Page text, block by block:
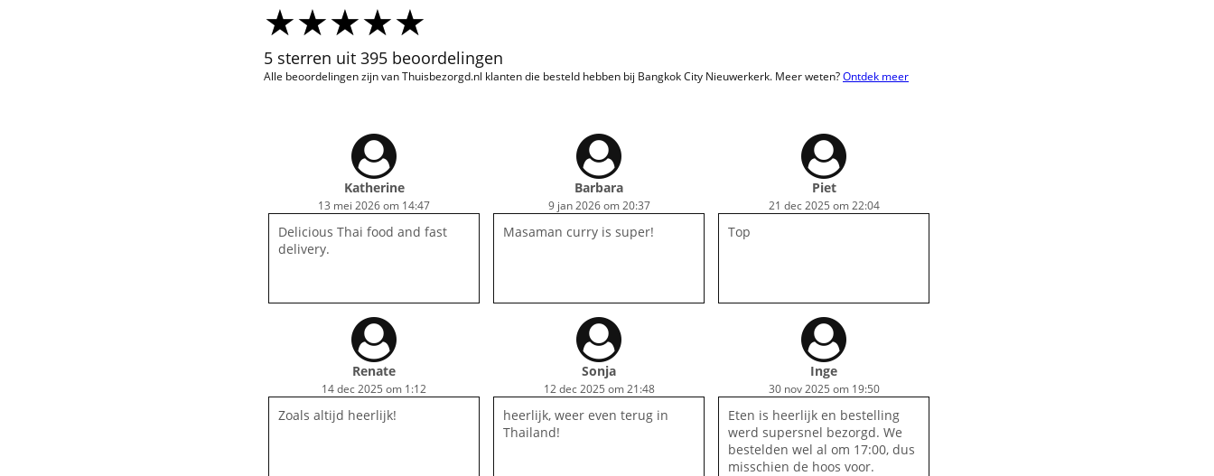
5 sterren uit 395 beoordelingen
Alle beoordelingen zijn van Thuisbezorgd.nl klanten die besteld hebben bij Bangkok City Nieuwerkerk. Meer weten?Ontdek meer
Katherine
13 mei 2026 om 14:47
Delicious Thai food and fast
delivery.
Barbara
9 jan 2026 om 20:37
Masaman curry is super!
Piet
21 dec 2025 om 22:04
Top
Renate
14 dec 2025 om 1:12
Zoals altijd heerlijk!
Sonja
12 dec 2025 om 21:48
heerlijk, weer even terug in
Thailand!
Inge
30 nov 2025 om 19:50
Eten is heerlijk en bestelling
werd supersnel bezorgd. We
bestelden wel al om 17:00, dus
misschien de hoos voor.